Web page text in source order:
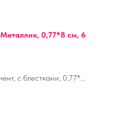
0,77*8 см, 6
с блестками, 0,77*8